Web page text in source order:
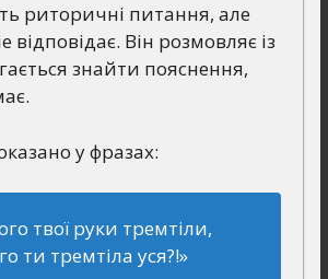
риторичні питання, але
відповідає. Він розмовляє із
знайти пояснення,
у фразах:
твої руки тремтіли,
ти тремтіла уся?!»